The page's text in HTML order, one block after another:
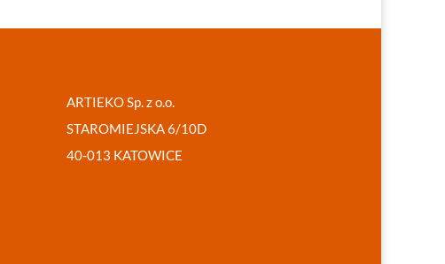
ARTIEKO Sp. z o.o.
STAROMIEJSKA 6/10D
40-013 KATOWICE